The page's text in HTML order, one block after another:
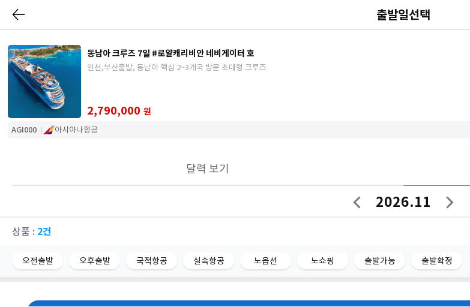
출발일선택
동남아 크루즈 7일 #로얄캐리비안 네비게이터 호
인천,부산출발, 동남아 핵심 2~3개국 방문 초대형 크루즈
2,790,000 원
AGI000 아시아나항공
달력 보기
이
2026.11
다
상품 : 2건
오전출발 오후출발 국적항공 실속항공 노옵션 노쇼핑 출발가능 출발확정